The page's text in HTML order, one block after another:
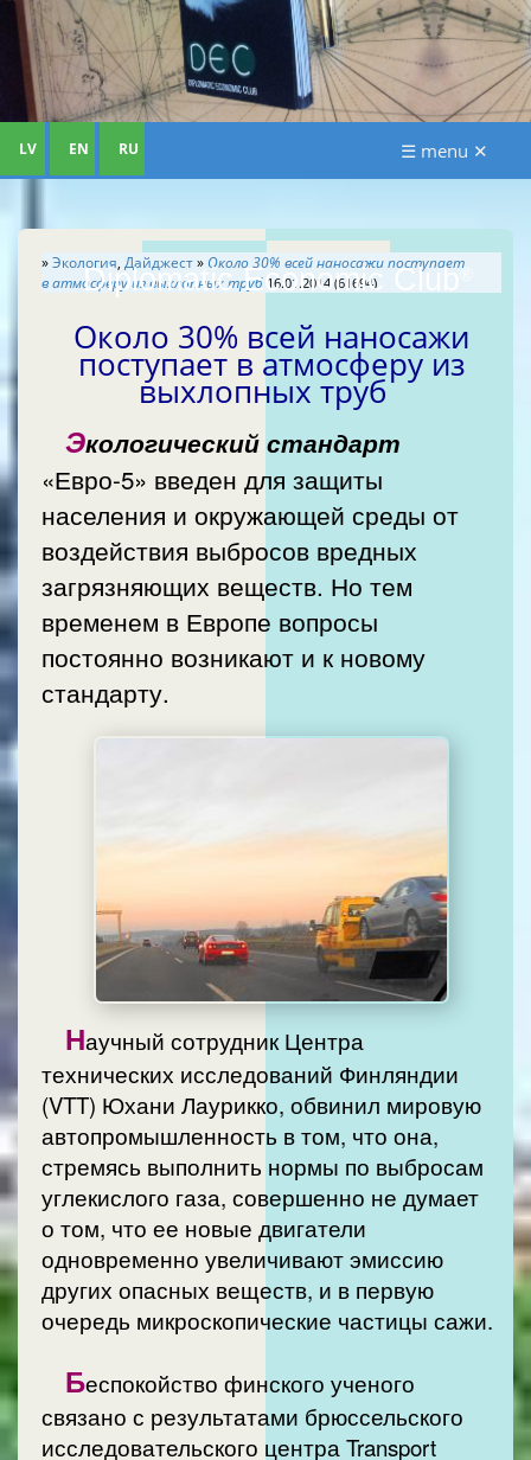
Diplomatic Economic Club
LV EN RU ☰ menu ✕
»Экология, Дайджест» Около 30% всей наносажи поступает
в атмосферу из выхлопных труб 16.01.2014 (61694)
Около 30% всей наносажи
поступает в атмосферу из
выхлопных труб
Экологический стандарт
«Евро-5» введен для защиты
населения и окружающей среды от
воздействия выбросов вредных
загрязняющих веществ. Но тем
временем в Европе вопросы
постоянно возникают и к новому
стандарту.
Научный сотрудник Центра
технических исследований Финляндии
(VTT) Юхани Лаурикко, обвинил мировую
автопромышленность в том, что она,
стремясь выполнить нормы по выбросам
углекислого газа, совершенно не думает
о том, что ее новые двигатели
одновременно увеличивают эмиссию
других опасных веществ, и в первую
очередь микроскопические частицы сажи.
Беспокойство финского ученого
связано с результатами брюссельского
исследовательского центра Transport